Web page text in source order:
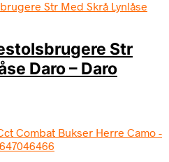
Str
Daro – Daro